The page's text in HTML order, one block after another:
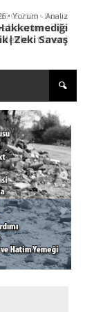
06.08.2026 • Dünya
ile
devlet töreni